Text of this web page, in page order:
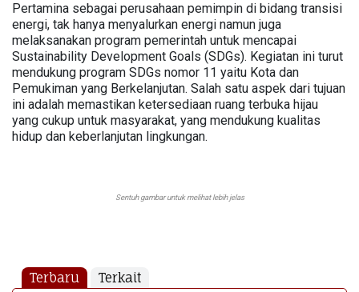
Pertamina sebagai perusahaan pemimpin di bidang transisi
energi, tak hanya menyalurkan energi namun juga
melaksanakan program pemerintah untuk mencapai
Sustainability Development Goals (SDGs). Kegiatan ini turut
mendukung program SDGs nomor 11 yaitu Kota dan
Pemukiman yang Berkelanjutan. Salah satu aspek dari tujuan
ini adalah memastikan ketersediaan ruang terbuka hijau
yang cukup untuk masyarakat, yang mendukung kualitas
hidup dan keberlanjutan lingkungan.
Sentuh gambar untuk melihat lebih jelas
Terbaru Terkait